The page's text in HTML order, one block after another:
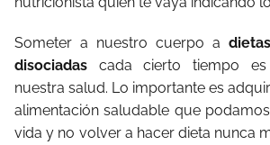
Someter a nuestro cuerpo a
disociadas cada cierto tiempo es
nuestra salud. Lo importante es
alimentación saludable que
vida y no volver a hacer dieta nunca